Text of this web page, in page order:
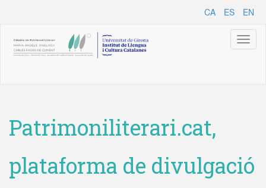
CA ES EN
Patrimoniliterari.cat,
plataforma de divulgació